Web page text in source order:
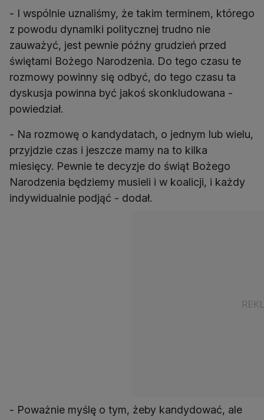
- I wspólnie uznaliśmy, że takim terminem, którego
z powodu dynamiki politycznej trudno nie
zauważyć, jest pewnie późny grudzień przed
świętami Bożego Narodzenia. Do tego czasu te
rozmowy powinny się odbyć, do tego czasu ta
dyskusja powinna być jakoś skonkludowana -
powiedział.
- Na rozmowę o kandydatach, o jednym lub wielu,
przyjdzie czas i jeszcze mamy na to kilka
miesięcy. Pewnie te decyzje do świąt Bożego
Narodzenia będziemy musieli i w koalicji, i każdy
indywidualnie podjąć - dodał.
- Poważnie myślę o tym, żeby kandydować, ale